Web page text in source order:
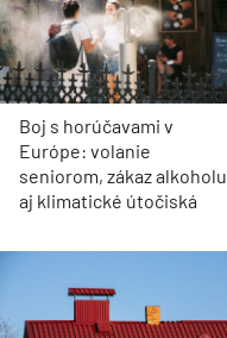
Boj s horúčavami v
Európe: volanie
seniorom, zákaz alkoholu
aj klimatické útočiská